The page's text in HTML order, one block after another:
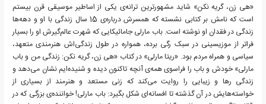
«هی زن، گریه نکن» شاید مشهورترین ترانه‌ی یکی از اساطیر موسیقی قرن بیستم
است که نامش بر کتابی نشسته که همسرش درباره‌ی 15 سال زندگی با او و دهه‌ها
زندگی در فقدان او نوشته است. باب مارلی جامائیکایی که شهرت عالم‌گیرش او را بسیار
فراتر از موزیسینی در سبک رگی برده، همواره در طول زندگی‌اش هنرمندی متعهد،
سیاسی و همراه مردم بود. «ریتا مارلی» در کتاب «هی زن، گریه نکن: زندگی من و باب
مارلی» خودش و باب را فراسوی همه‌ی آنچه تاکنون دیده و شنیده‌ایم نشان می‌دهد و
زندگی رها و زیبایی را روایت می‌کند که زنی مستعد و هنرمند از بسیاری از
خواسته‌هایش در آن گذشته تا افسانه‌ای شکل بگیرد: باب مارلی! خواننده‌ی بزرگی که در